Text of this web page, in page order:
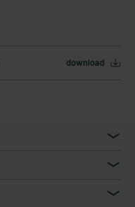
download